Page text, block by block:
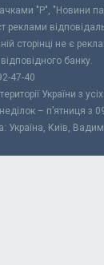
"Р", "Новини
реклами
сторінці не є
банку.
47-40
України з
– п’ятниця з
Україна, Київ,